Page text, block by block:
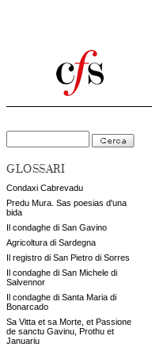
GLOSSARI
Condaxi Cabrevadu
Predu Mura. Sas poesias d'una
bida
Il condaghe di San Gavino
Agricoltura di Sardegna
Il registro di San Pietro di Sorres
Il condaghe di San Michele di
Salvennor
Il condaghe di Santa Maria di
Bonarcado
Sa Vitta et sa Morte, et Passione
de sanctu Gavinu, Prothu et
Januariu